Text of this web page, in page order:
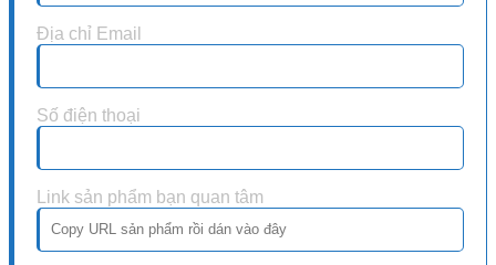
Địa chỉ Email
Số điện thoại
Link sản phẩm bạn quan tâm